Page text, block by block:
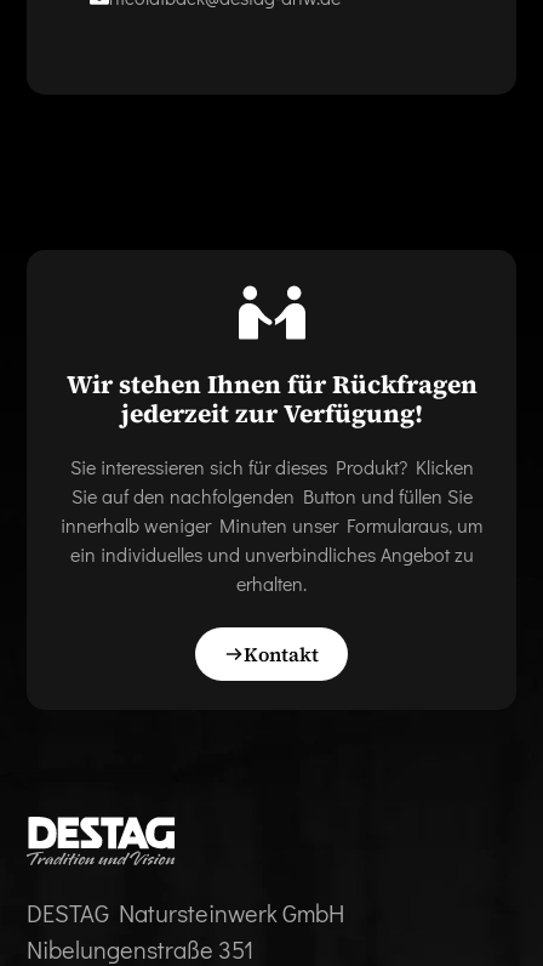
Wir stehen Ihnen für Rückfragen
jederzeit zur Verfügung!
Sie interessieren sich für dieses Produkt? Klicken
Sie auf den nachfolgenden Button und füllen Sie
innerhalb weniger Minuten unser Formularaus, um
ein individuelles und unverbindliches Angebot zu
erhalten.
Kontakt
DESTAG Natursteinwerk GmbH
Nibelungenstraße 351